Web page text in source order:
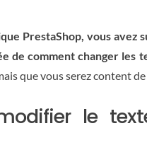
PrestaShop, vous
de comment changer les
que vous serez content
le